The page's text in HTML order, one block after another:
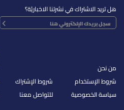
هل تريد الاشتراك في نشرتنا الاخباريّة؟
من نحن
شروط الإستخدام
سياسة الخصوصية
شروط الإشتراك
للتواصل معنا